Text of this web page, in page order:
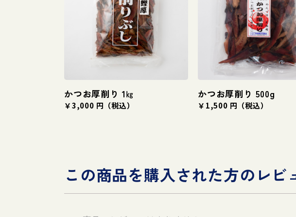
かつお厚削り 1㎏
￥3,000 円（税込）
かつお厚削り 500g
￥1,500 円（税込）
この商品を購入された方のレビ